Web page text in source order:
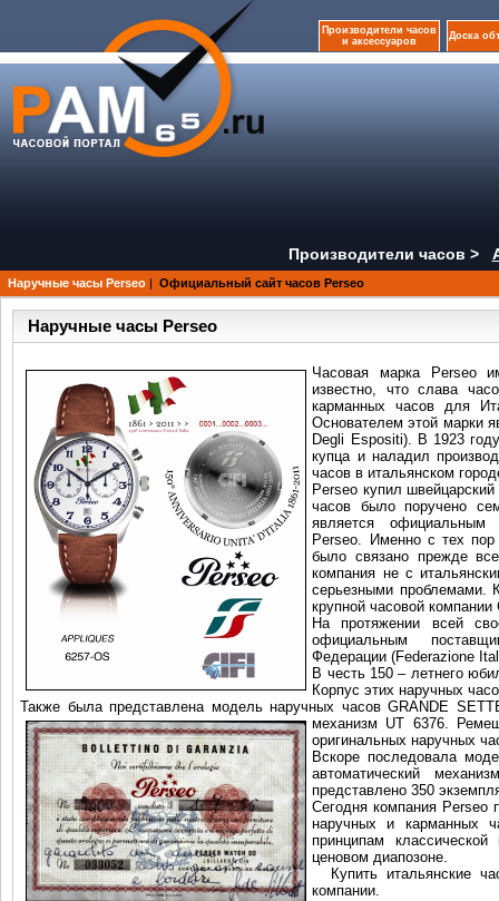
Производители часов
и аксессуаров
Доска
Производители часов >
Наручные часы Perseo | Официальный сайт часов Perseo
Наручные часы Perseo
Часовая марка Perseo
известно, что слава
карманных часов для
Основателем этой марки
Degli Espositi). В 1923
купца и наладил
часов в итальянском
Perseo купил
часов было поручено
является официальным
Perseo. Именно с тех
было связано прежде
компания не с
серьезными проблемами.
крупной часовой компании
На протяжении всей
официальным
Федерации (Federazione
В честь 150 – летнего
Корпус этих наручных
Также была представлена модель наручных часов GRANDE
механизм UT 6376.
оригинальных наручных
Вскоре последовала
автоматический
представлено 350
Сегодня компания Perseo
наручных и карманных
принципам
ценовом диапозоне.
Купить итальянские
компании.